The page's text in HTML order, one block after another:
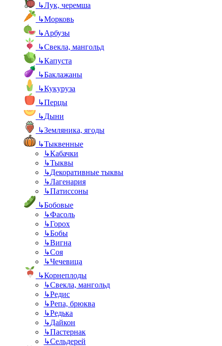
↳Лук, черемша
↳Морковь
↳Арбузы
↳Свекла, мангольд
↳Капуста
↳Баклажаны
↳Кукуруза
↳Перцы
↳Дыни
↳Земляника, ягоды
↳Тыквенные
↳Кабачки
↳Тыквы
↳Декоративные тыквы
↳Лагенария
↳Патиссоны
↳Бобовые
↳Фасоль
↳Горох
↳Бобы
↳Вигна
↳Соя
↳Чечевица
↳Корнеплоды
↳Свекла, мангольд
↳Редис
↳Репа, брюква
↳Редька
↳Дайкон
↳Пастернак
↳Сельдерей